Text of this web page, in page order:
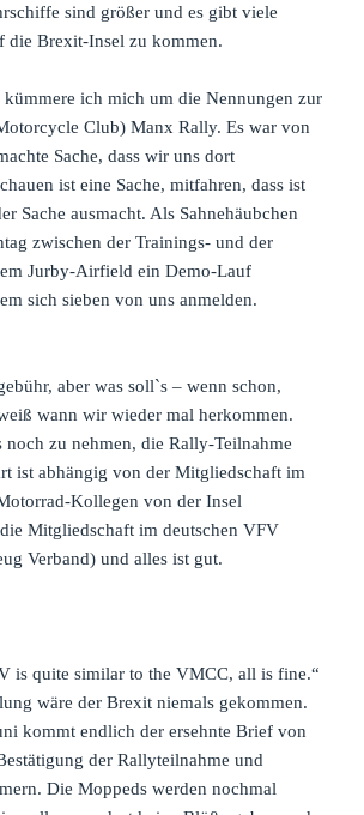
sind größer und es gibt viele
die Brexit-Insel zu kommen.
ich mich um die Nennungen zur
Club) Manx Rally. Es war von
Sache, dass wir uns dort
ist eine Sache, mitfahren, dass ist
Sache ausmacht. Als Sahnehäubchen
zwischen der Trainings- und der
Jurby-Airfield ein Demo-Lauf
sich sieben von uns anmelden.
aber was soll`s – wenn schon,
wann wir wieder mal herkommen.
noch zu nehmen, die Rally-Teilnahme
ist abhängig von der Mitgliedschaft im
Kollegen von der Insel
Mitgliedschaft im deutschen VFV
Verband) und alles ist gut.
is quite similar to the VMCC, all is fine.“
wäre der Brexit niemals gekommen.
kommt endlich der ersehnte Brief von
der Rallyteilnahme und
Die Moppeds werden nochmal